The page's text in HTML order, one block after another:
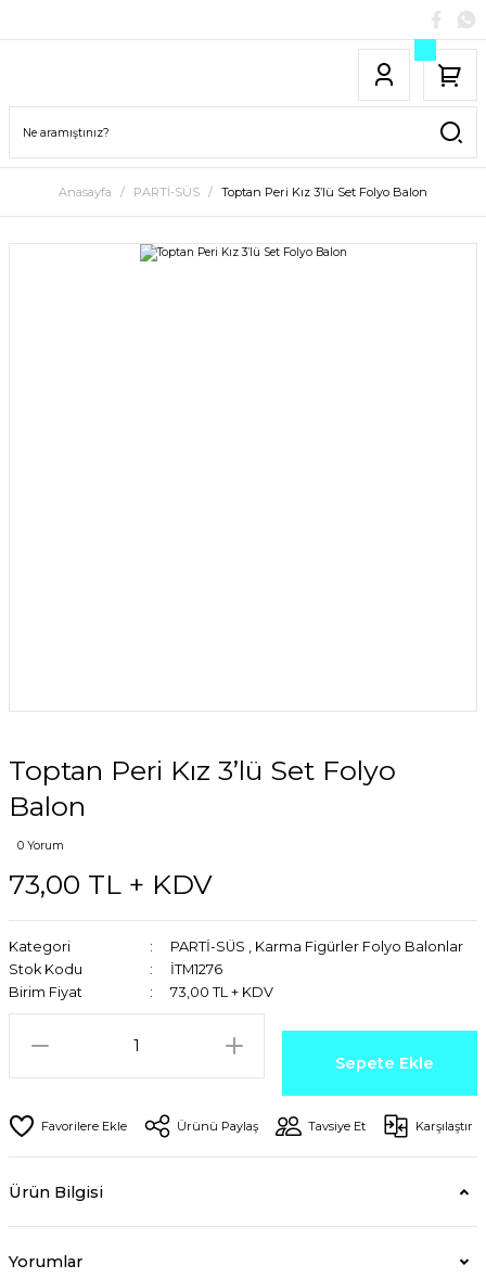
Anasayfa PARTİ-SÜS Toptan Peri Kız 3’lü Set Folyo Balon
Toptan Peri Kız 3’lü Set Folyo
Balon
0 Yorum
73,00 TL + KDV
Kategori PARTİ-SÜS , Karma Figürler Folyo Balonlar
Stok Kodu
İTM1276
Birim Fiyat
73,00 TL + KDV
Sepete Ekle
Ürünü Paylaş Tavsiye Et Karşılaştır
Ürün Bilgisi
Yorumlar